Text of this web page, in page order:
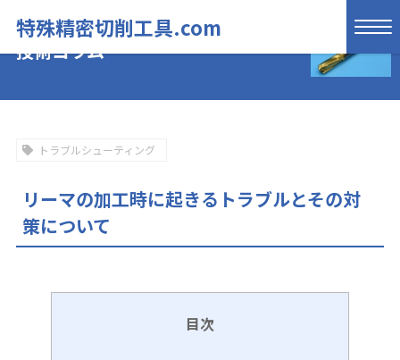
特殊精密切削工具.com
技術コラム
トラブルシューティング
リーマの加工時に起きるトラブルとその対
策について
目次